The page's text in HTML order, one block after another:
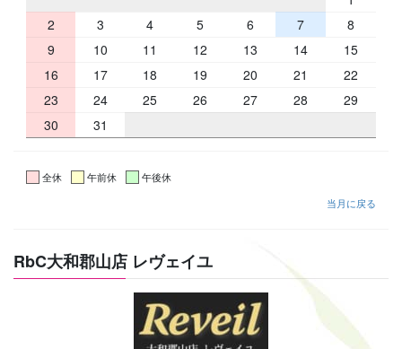
2
3 4 5 6 7
8
9
10 11 12 13 14
15
16
17 18 19 20 21
22
23
24 25 26 27 28
29
30
31
全休 午前休
午後休
当月に戻る
RbC大和郡山店 レヴェイユ